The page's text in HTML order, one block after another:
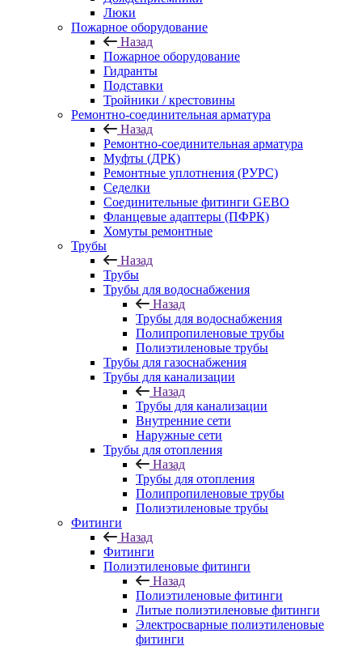
Люки
Пожарное оборудование
Назад
Пожарное оборудование
Гидранты
Подставки
Тройники / крестовины
Ремонтно-соединительная арматура
Назад
Ремонтно-соединительная арматура
Муфты (ДРК)
Ремонтные уплотнения (РУРС)
Седелки
Соединительные фитинги GEBO
Фланцевые адаптеры (ПФРК)
Хомуты ремонтные
Трубы
Назад
Трубы
Трубы для водоснабжения
Назад
Трубы для водоснабжения
Полипропиленовые трубы
Полиэтиленовые трубы
Трубы для газоснабжения
Трубы для канализации
Назад
Трубы для канализации
Внутренние сети
Наружные сети
Трубы для отопления
Назад
Трубы для отопления
Полипропиленовые трубы
Полиэтиленовые трубы
Фитинги
Назад
Фитинги
Полиэтиленовые фитинги
Назад
Полиэтиленовые фитинги
Литые полиэтиленовые фитинги
Электросварные полиэтиленовые
фитинги